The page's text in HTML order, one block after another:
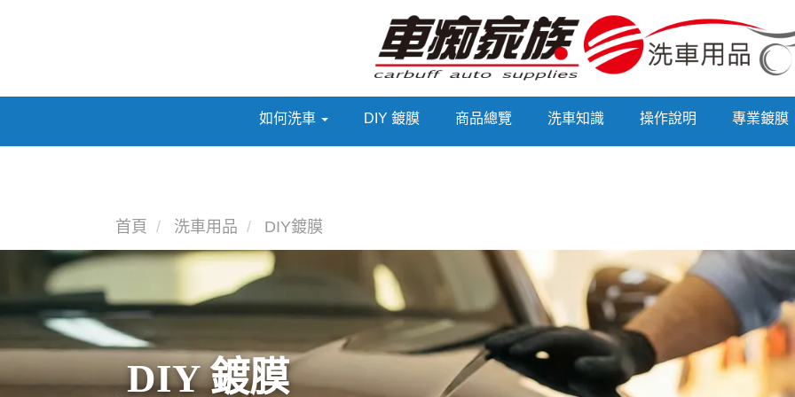
如何洗車 DIY 鍍膜 商品總覽 洗車知識 操作說明 專業鍍膜
首頁 洗車用品 DIY鍍膜
DIY 鍍膜